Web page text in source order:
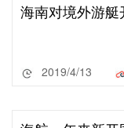
海南对境外游
2019/4/13